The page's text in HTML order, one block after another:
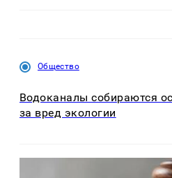
Общество
Водоканалы собираются
за вред экологии